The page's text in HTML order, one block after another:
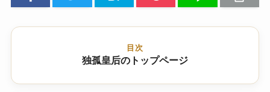
目次
独孤皇后のトップページ